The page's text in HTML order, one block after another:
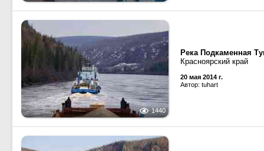
1440
Река Подкаменная
Красноярский край
20 мая 2014 г.
Автор: tuhart